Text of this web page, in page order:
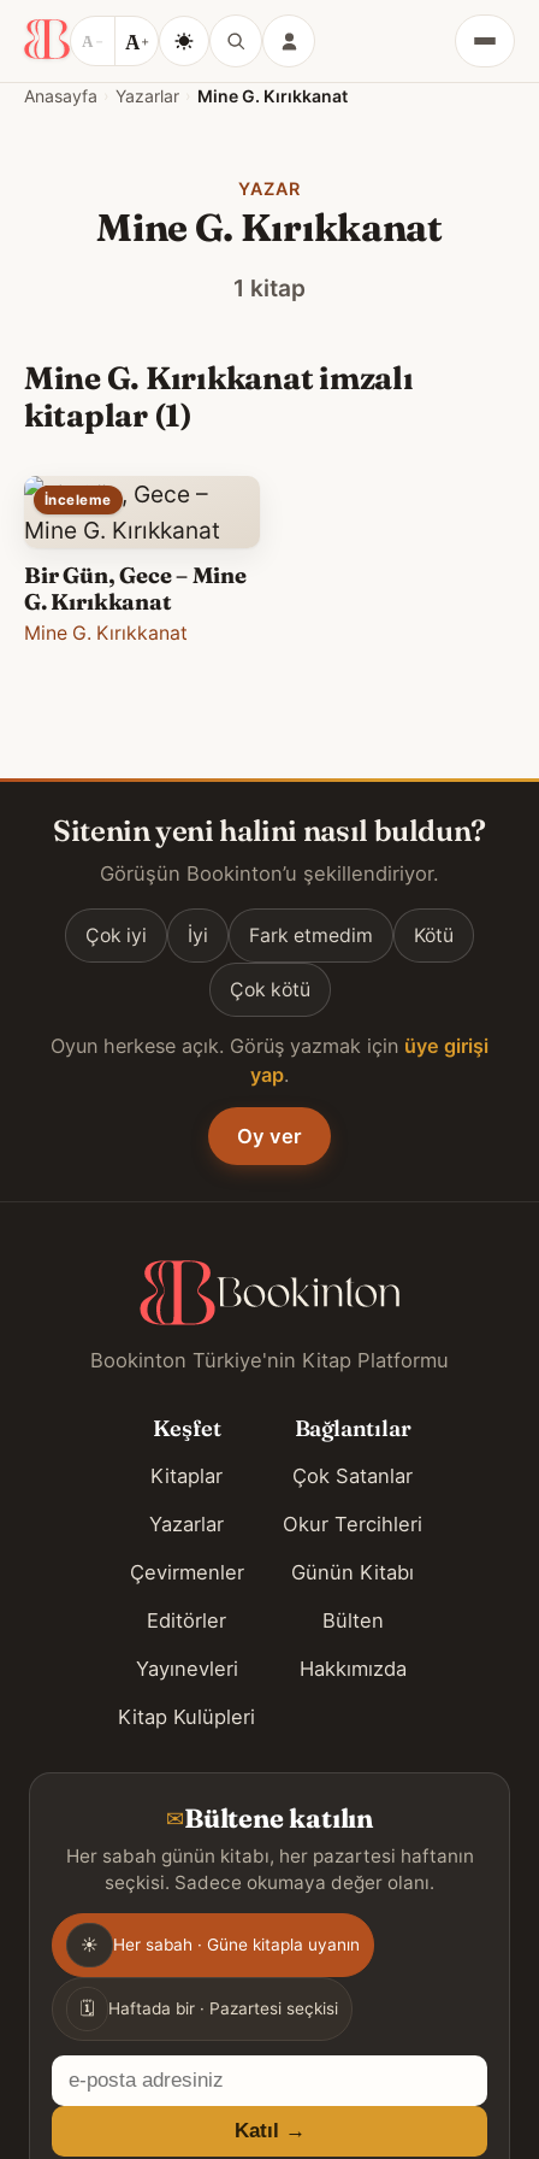
A − A+
Menü
Anasayfa Yazarlar Mine G. Kırıkkanat
YAZAR
Mine G. Kırıkkanat
1 kitap
Mine G. Kırıkkanat imzalı
kitaplar (1)
İnceleme
Bir Gün, Gece – Mine
G. Kırıkkanat
Mine G. Kırıkkanat
Sitenin yeni halini nasıl buldun?
Görüşün Bookinton’u şekillendiriyor.
Çok iyi İyi Fark etmedim Kötü
Çok kötü
Oyun herkese açık. Görüş yazmak için üye girişi
yap.
Oy ver
Bookinton Türkiye'nin Kitap Platformu
Keşfet
Kitaplar
Yazarlar
Çevirmenler
Editörler
Yayınevleri
Kitap Kulüpleri
Bağlantılar
Çok Satanlar
Okur Tercihleri
Günün Kitabı
Bülten
Hakkımızda
✉Bültene katılın
Her sabah günün kitabı, her pazartesi haftanın
seçkisi. Sadece okumaya değer olanı.
Gönderim
sıklığı
☀ Her sabah · Güne kitapla uyanın
🗓 Haftada bir · Pazartesi seçkisi
E-
posta
adresiniz
Katıl →